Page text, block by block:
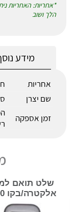
*אחריות: האחריות
הלך ושוב
מידע
אחריות
שם יצרן
זמן אספקה
שלט תואם
אלקטרה/בקו 9200